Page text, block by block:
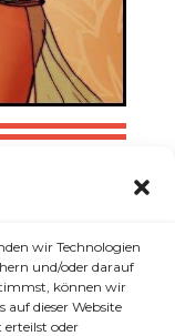
wir Technologien
und/oder darauf
können wir
auf dieser Website
oder
zu